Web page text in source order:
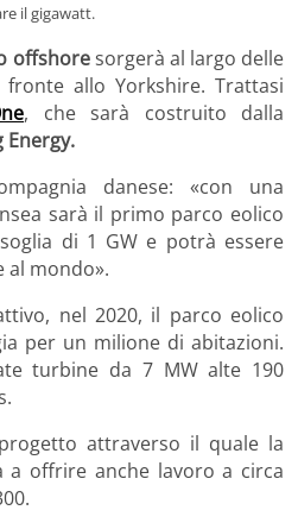
il gigawatt.
offshoresorgerà al largo delle
fronte allo Yorkshire. Trattasi
, che sarà costruito dalla
Energy.
danese:«con una
sarà il primo parco eolico
di 1 GW e potrà essere
al mondo».
nel 2020, il parco eolico
per un milione di abitazioni.
turbine da 7 MW alte 190
attraverso il quale la
a offrire anche lavoro a circa